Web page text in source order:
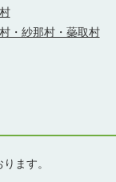
・紗那村・蘂取村
ます。